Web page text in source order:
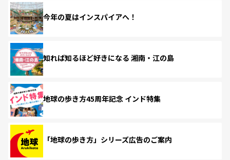
今年の夏はインスパイアへ！
知れば知るほど好きになる 湘南・江の島
地球の歩き方45周年記念 インド特集
「地球の歩き方」シリーズ広告のご案内